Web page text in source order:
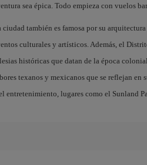
sea épica. Todo empieza con vuelos
ciudad también es famosa por su
culturales y artísticos. Además, el
históricas que datan de la época
texanos y mexicanos que se reflejan en
entretenimiento, lugares como el Sunland